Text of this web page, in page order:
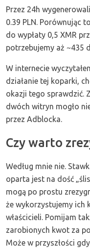
Przez 24h
0.39 PLN. Porównując
do wypłaty 0,5 XMR
potrzebujemy aż ~435
W internecie
działanie tej koparki,
okazji tego sprawdzić.
dwóch witryn mogło
przez Adblocka.
Czy warto
Według mnie nie.
oparta jest na dość
mogą po prostu
że wykorzystujemy ich
właścicieli. Pomijam
zarobionych kwot za
Może w przyszłości